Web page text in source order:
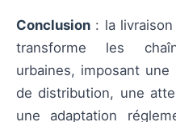
Conclusion : la
transforme les
urbaines, imposant
de distribution, une
une adaptation